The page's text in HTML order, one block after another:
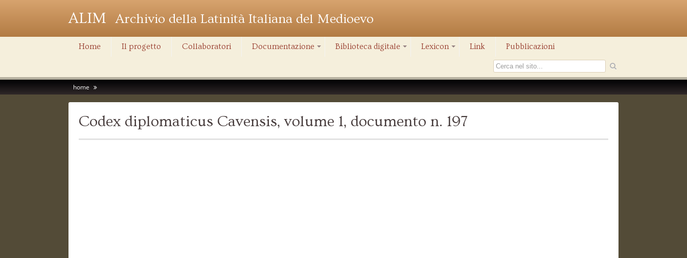
ALIM Archivio della Latinità Italiana del Medioevo
Home Il progetto Collaboratori Documentazione Biblioteca digitale Lexicon Link Pubblicazioni
home
Codex diplomaticus Cavensis, volume 1, documento n. 197